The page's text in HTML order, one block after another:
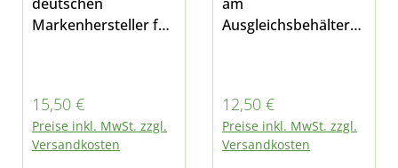
Markenhersteller für
Modelle sowie
Tremo Es werden ca.
3 Liter benötigt Das
Regulärer Preis:
15,50 €
Preise inkl. MwSt. zzgl.
Versandkosten
Ausgleichsbehälter
M26.0 M26.1 M26.2
M26.4 und Fumo
M30 E3 außerdem
Regulärer Preis:
12,50 €
Preise inkl. MwSt. zzgl.
Versandkosten